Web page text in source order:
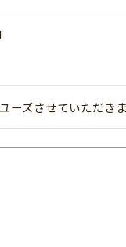
ーズさせていただきま